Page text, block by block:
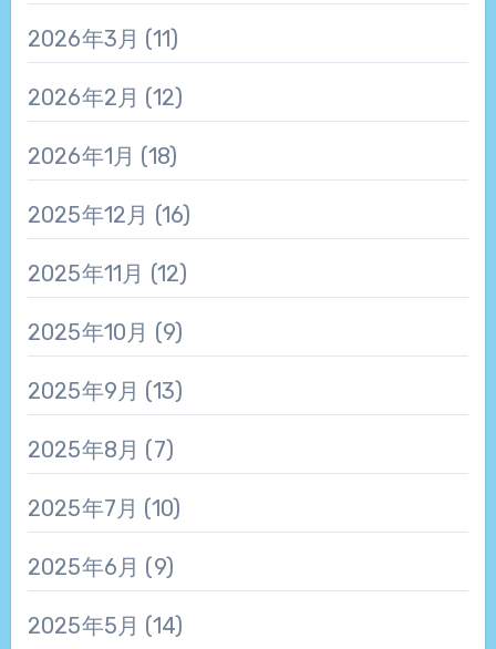
2026年3月 (11)
2026年2月 (12)
2026年1月 (18)
2025年12月 (16)
2025年11月 (12)
2025年10月 (9)
2025年9月 (13)
2025年8月 (7)
2025年7月 (10)
2025年6月 (9)
2025年5月 (14)